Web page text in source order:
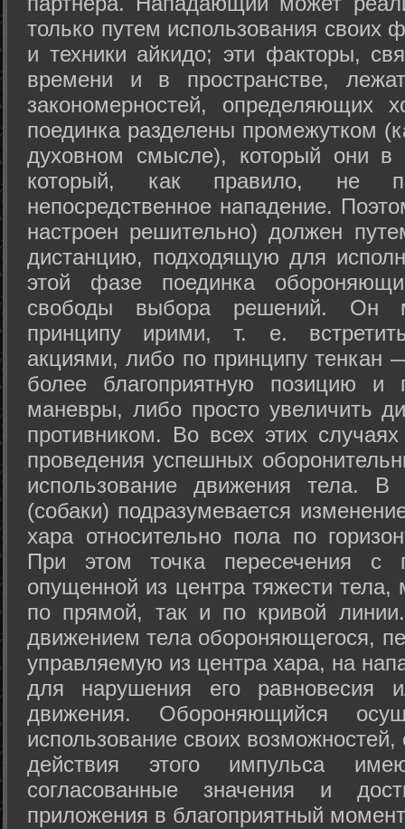
только путем использования своих
и техники айкидо; эти факторы,
времени и в пространстве,
закономерностей, определяющих
поединка разделены промежутком
духовном смысле), который они в
который, как правило, не
непосредственное нападение.
настроен решительно) должен
дистанцию, подходящую для
этой фазе поединка
свободы выбора решений. Он
принципу ирими, т. е.
акциями, либо по принципу тенкан
более благоприятную позицию и
маневры, либо просто увеличить
противником. Во всех этих
проведения успешных
использование движения тела.
(собаки) подразумевается
хара относительно пола по
При этом точка пересечения с
опущенной из центра тяжести
по прямой, так и по кривой
движением тела обороняющегося,
управляемую из центра хара, на
для нарушения его равновесия
движения. Обороняющийся
использование своих
действия этого импульса
согласованные значения и
приложения в благоприятный